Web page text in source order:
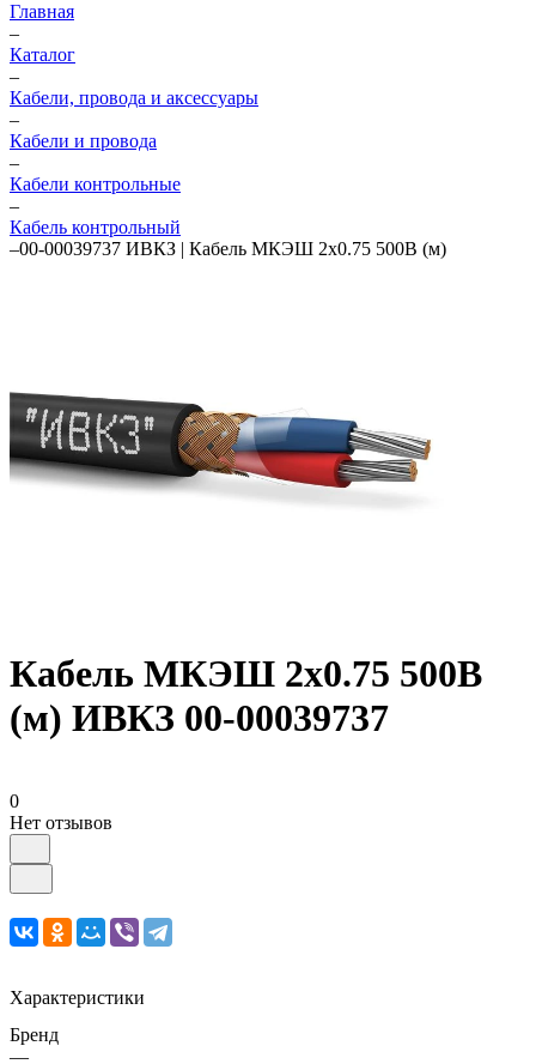
Главная
–
Каталог
–
Кабели, провода и аксессуары
–
Кабели и провода
–
Кабели контрольные
–
Кабель контрольный
–00-00039737 ИВКЗ | Кабель МКЭШ 2х0.75 500В (м)
Кабель МКЭШ 2х0.75 500В
(м) ИВКЗ 00-00039737
0
Нет отзывов
Характеристики
Бренд
—